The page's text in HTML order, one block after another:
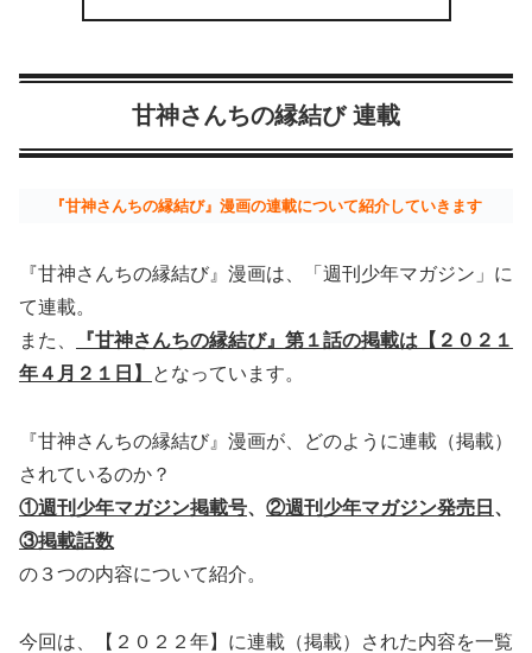
甘神さんちの縁結び 連載
『甘神さんちの縁結び』漫画の連載について紹介していきます
『甘神さんちの縁結び』漫画は、「週刊少年マガジン」に
て連載。
また、
『甘神さんちの縁結び』第１話の掲載は【２０２１
年４月２１日】
となっています。
『甘神さんちの縁結び』漫画が、どのように連載（掲載）
されているのか？
①週刊少年マガジン掲載号、 ②週刊少年マガジン発売日 、
③掲載話数
の３つの内容について紹介。
今回は、【２０２２年】に連載（掲載）された内容を一覧